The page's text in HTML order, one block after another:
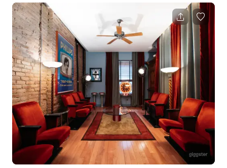
avons aussi une cour privée. Nous sommes au 1er étage donc
l'accès pour le matériel est facile. Ce condo serait idéal pour
le cinéma, les séances photo ainsi que comme camp de base
pour des projets dans la région.